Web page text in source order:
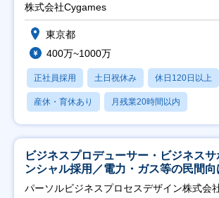
株式会社Cygames
東京都
400万~1000万
正社員採用 土日祝休み 休日120日以上
産休・育休あり 月残業20時間以内
ビジネスプロデューサー・ビジネス
ンシャル採用／電力・ガス等の民間
ト推進】
パーソルビジネスプロセスデザイン株式会